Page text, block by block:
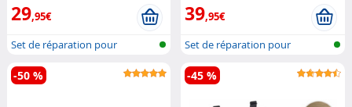
29,95€
Set de réparation pour
parquet et s...
39,95€
Set de réparation pour
parquet et s...
-50 % -45 %